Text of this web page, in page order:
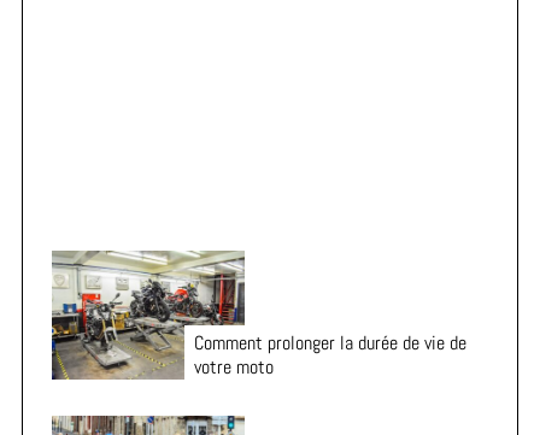
Comment prolonger la durée de vie de
votre moto